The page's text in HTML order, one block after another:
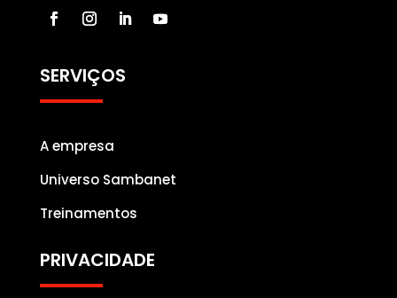
SERVIÇOS
A empresa
Universo Sambanet
Treinamentos
PRIVACIDADE